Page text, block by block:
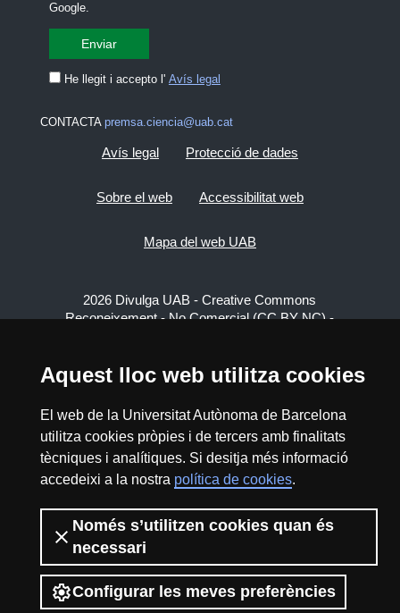
Aquest lloc web utilitza cookies
El web de la Universitat Autònoma de Barcelona
utilitza cookies pròpies i de tercers amb finalitats
tècniques i analítiques. Si desitja més informació
accedeixi a la nostra política de cookies.
Només s’utilitzen cookies quan és
necessari
Configurar les meves preferències
Google.
He llegit i accepto l' Avís legal
CONTACTA premsa.ciencia@uab.cat
Avís legal Protecció de dades
Sobre el web Accessibilitat web
Mapa del web UAB
2026 Divulga UAB - Creative Commons
Reconeixement - No Comercial (CC BY NC) -